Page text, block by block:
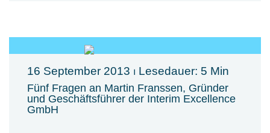
16 September 2013 ⏐ Lesedauer: 5 Min
Fünf Fragen an Martin Franssen, Gründer
und Geschäftsführer der Interim Excellence
GmbH